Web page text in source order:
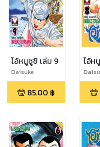
ไอ้หนูซูชิ เล่ม 9
Daisuke
Terasawa
85.00 ฿
ไอ้ห